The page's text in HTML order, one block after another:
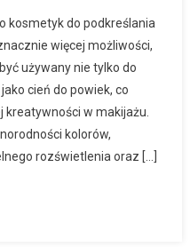
kosmetyk do podkreślania
więcej możliwości,
używany nie tylko do
cień do powiek, co
w makijażu.
kolorów,
rozświetlenia oraz […]